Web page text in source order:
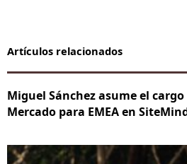
Artículos relacionados
Miguel Sánchez asume el
Mercado para EMEA en